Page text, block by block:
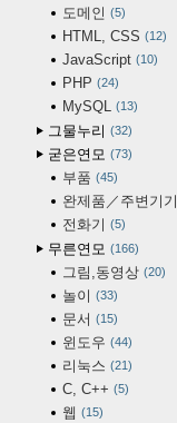
도메인 5
HTML, CSS 12
JavaScript 10
PHP 24
MySQL 13
그물누리 32
굳은연모 73
부품 45
완제품／주변기기
전화기 5
무른연모 166
그림,동영상 20
놀이 33
문서 15
윈도우 44
리눅스 21
C, C++ 5
웹 15